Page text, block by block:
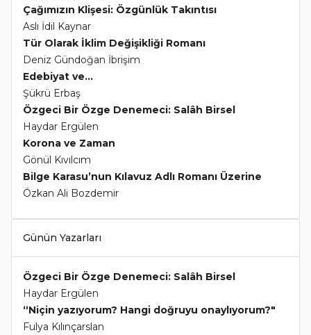
Çağımızın Klişesi: Özgünlük Takıntısı
Aslı İdil Kaynar
Tür Olarak İklim Değişikliği Romanı
Deniz Gündoğan İbrişim
Edebiyat ve...
Şükrü Erbaş
Özgeci Bir Özge Denemeci: Salâh Birsel
Haydar Ergülen
Korona ve Zaman
Gönül Kıvılcım
Bilge Karasu’nun Kılavuz Adlı Romanı Üzerine
Özkan Ali Bozdemir
Günün Yazarları
Özgeci Bir Özge Denemeci: Salâh Birsel
Haydar Ergülen
“Niçin yazıyorum? Hangi doğruyu onaylıyorum?"
Fulya Kılınçarslan